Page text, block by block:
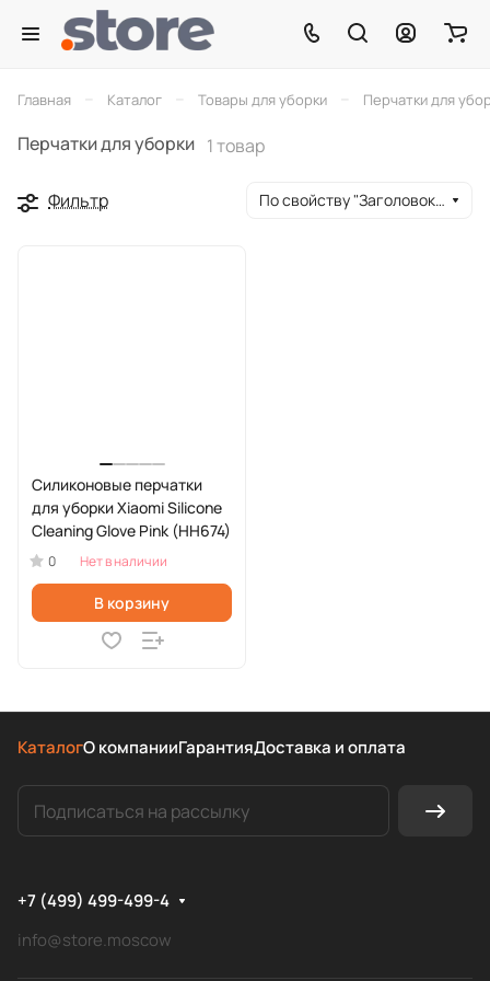
Главная Каталог Товары для уборки Перчатки для
Перчатки для уборки 1 товар
Фильтр По свойству "Заголовок окна браузера" (убывание)
Силиконовые перчатки
для уборки Xiaomi Silicone
Cleaning Glove Pink (HH674)
0 Нет в наличии
В корзину
КаталогО компанииГарантияДоставка и оплата
+7 (499) 499-499-4
info@store.moscow